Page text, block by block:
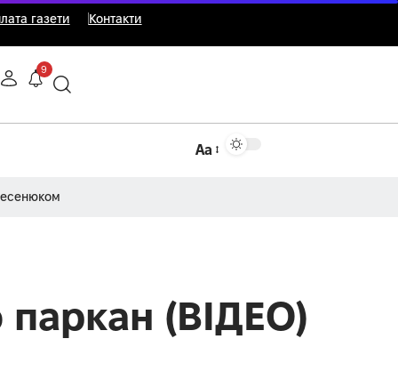
газети Контакти
9
Аа
(ВІДЕО)